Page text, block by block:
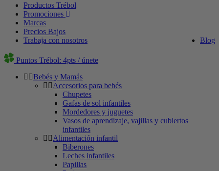
Productos Trébol
Promociones
Marcas
Precios Bajos
Blog
Trabaja con nosotros
Puntos Trébol: 4pts / únete
Bebés y Mamás
Accesorios para bebés
Chupetes
Gafas de sol infantiles
Mordedores y juguetes
Vasos de aprendizaje, vajillas y cubiertos
infantiles
Alimentación infantil
Biberones
Leches infantiles
Papillas